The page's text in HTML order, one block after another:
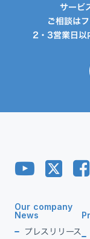
サービ
ご相談は
2・3営業日以
Our company
News
プレスリリース